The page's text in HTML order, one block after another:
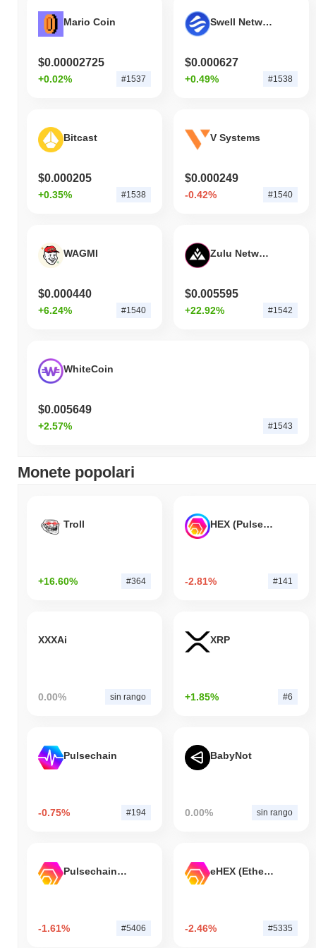
Mario Coin
$0.00002725
+0.02% #1537
Swell Network
$0.000627
+0.49% #1538
Bitcast
$0.000205
+0.35% #1538
V Systems
$0.000249
-0.42% #1540
WAGMI
$0.000440
+6.24% #1540
Zulu Network
$0.005595
+22.92% #1542
WhiteCoin
$0.005649
+2.57% #1543
Monete popolari
Troll
+16.60% #364
HEX (Pulsechain)
-2.81% #141
XXXAi
0.00% sin rango
XRP
+1.85% #6
Pulsechain
-0.75% #194
BabyNot
0.00% sin rango
Pulsechain Bridged HEX (Pulsechain)
-1.61% #5406
eHEX (Ethereum)
-2.46% #5335